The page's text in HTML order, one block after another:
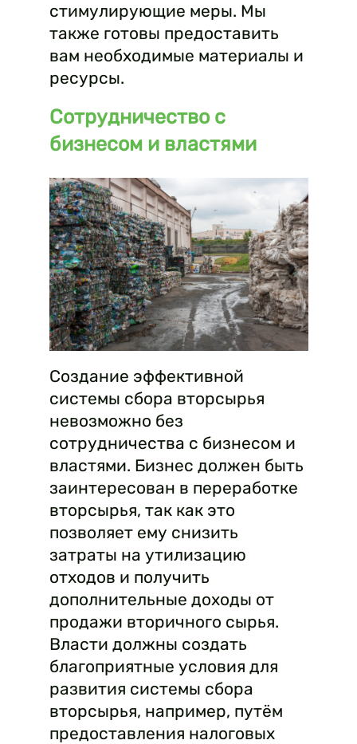
стимулирующие меры. Мы
также готовы предоставить
вам необходимые материалы и
ресурсы.
Сотрудничество с
бизнесом и властями
Создание эффективной
системы сбора вторсырья
невозможно без
сотрудничества с бизнесом и
властями. Бизнес должен быть
заинтересован в переработке
вторсырья, так как это
позволяет ему снизить
затраты на утилизацию
отходов и получить
дополнительные доходы от
продажи вторичного сырья.
Власти должны создать
благоприятные условия для
развития системы сбора
вторсырья, например, путём
предоставления налоговых